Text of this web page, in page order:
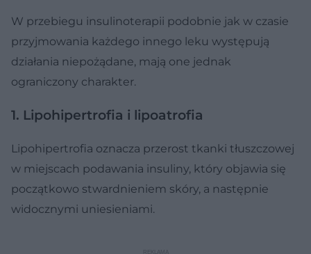
W przebiegu insulinoterapii podobnie jak w czasie
przyjmowania każdego innego leku występują
działania niepożądane, mają one jednak
ograniczony charakter.
1. Lipohipertrofia i lipoatrofia
Lipohipertrofia oznacza przerost tkanki tłuszczowej
w miejscach podawania insuliny, który objawia się
początkowo stwardnieniem skóry, a następnie
widocznymi uniesieniami.